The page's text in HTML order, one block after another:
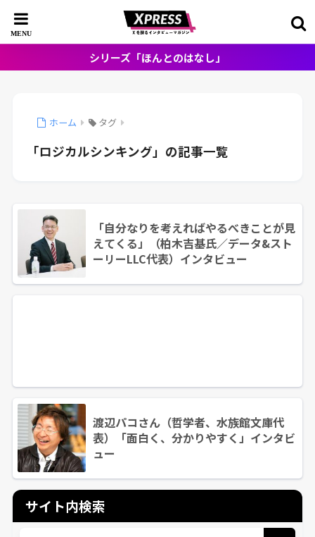
シリーズ「ほんとのはなし」
ホーム タグ
「ロジカルシンキング」の記事一覧
「自分なりを考えればやるべきことが見
えてくる」（柏木吉基氏／データ&スト
ーリーLLC代表）インタビュー
渡辺パコさん（哲学者、水族館文庫代
表）「面白く、分かりやすく」インタビ
ュー
サイト内検索